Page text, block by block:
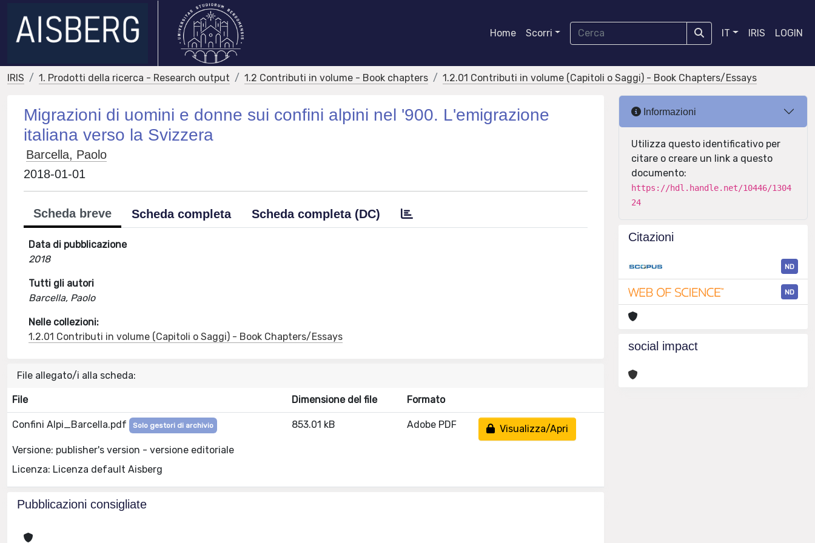
Home Scorri IT IRIS LOGIN
IRIS 1. Prodotti della ricerca - Research output 1.2 Contributi in volume - Book chapters 1.2.01 Contributi in volume (Capitoli o Saggi) - Book Chapters/Essays
Migrazioni di uomini e donne sui confini alpini nel '900. L'emigrazione
italiana verso la Svizzera
Barcella, Paolo
2018-01-01
Scheda breve Scheda completa Scheda completa (DC)
Data di pubblicazione
2018
Tutti gli autori
Barcella, Paolo
Nelle collezioni:
1.2.01 Contributi in volume (Capitoli o Saggi) - Book Chapters/Essays
File allegato/i alla scheda:
File Dimensione del file Formato
Confini Alpi_Barcella.pdf Solo gestori di archivio
Versione: publisher's version - versione editoriale
Licenza: Licenza default Aisberg
853.01 kB Adobe PDF Visualizza/Apri
Pubblicazioni consigliate
Informazioni
Utilizza questo identificativo per
citare o creare un link a questo
documento:
https://hdl.handle.net/10446/1304
24
Citazioni
ND
ND
social impact